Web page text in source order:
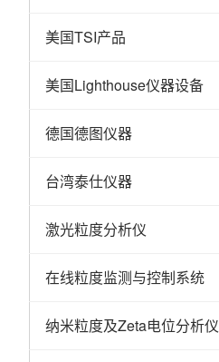
美国TSI产品
美国Lighthouse仪器设备
德国德图仪器
台湾泰仕仪器
激光粒度分析仪
在线粒度监测与控制系统
纳米粒度及Zeta电位分析仪